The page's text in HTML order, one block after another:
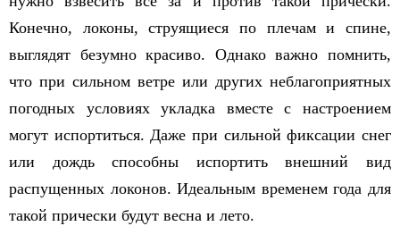
Конечно, локоны, струящиеся по плечам и спине,
выглядят безумно красиво. Однако важно помнить,
что при сильном ветре или других неблагоприятных
погодных условиях укладка вместе с настроением
могут испортиться. Даже при сильной фиксации снег
или дождь способны испортить внешний вид
распущенных локонов. Идеальным временем года для
такой прически будут весна и лето.